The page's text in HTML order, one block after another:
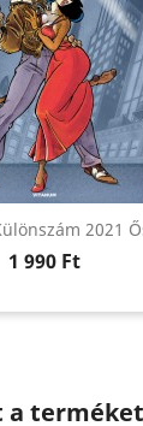
2021
Ár
1 990 Ft
a